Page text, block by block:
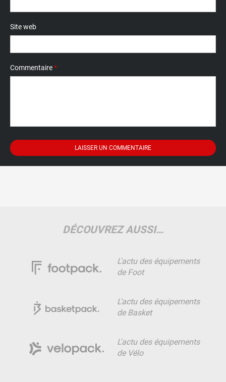
Site web
Commentaire*
DÉCOUVREZ AUSSI…
L'actu des équipements
de Foot
L'actu des équipements
de Basket
L'actu des équipements
de Vélo